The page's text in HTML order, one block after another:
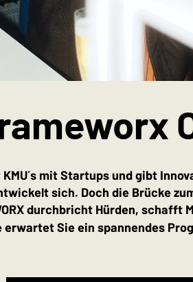
KMU´s mit Startups und gibt
sich. Doch die Brücke
durchbricht Hürden, schafft
erwartet Sie ein spannendes